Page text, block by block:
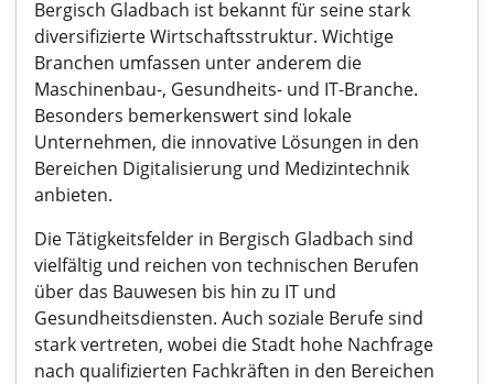
Bergisch Gladbach ist bekannt für seine stark
diversifizierte Wirtschaftsstruktur. Wichtige
Branchen umfassen unter anderem die
Maschinenbau-, Gesundheits- und IT-Branche.
Besonders bemerkenswert sind lokale
Unternehmen, die innovative Lösungen in den
Bereichen Digitalisierung und Medizintechnik
anbieten.
Die Tätigkeitsfelder in Bergisch Gladbach sind
vielfältig und reichen von technischen Berufen
über das Bauwesen bis hin zu IT und
Gesundheitsdiensten. Auch soziale Berufe sind
stark vertreten, wobei die Stadt hohe Nachfrage
nach qualifizierten Fachkräften in den Bereichen